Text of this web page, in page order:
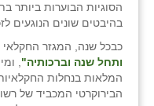
הסוגיות הבוערות ביותר
בהיבטים שונים הנוגעים
כבכל שנה, המגזר החקלאי
ותחל שנה וברכותיה" ,
המלאות בנחלות
הבירוקרטי המכביד של
מכורה
מנחמיה
נאות הכיכר